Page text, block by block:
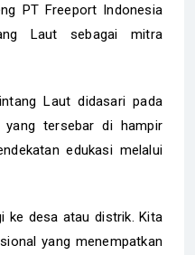
PT Freeport Indonesia
Laut sebagai mitra
Laut didasari pada
yang tersebar di hampir
edukasi melalui
ke desa atau distrik. Kita
yang menempatkan